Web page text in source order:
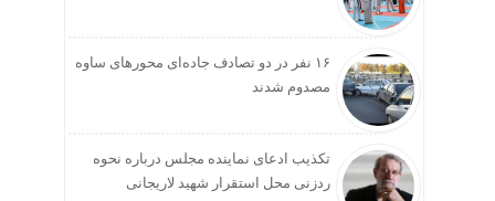
۱۶ نفر در دو تصادف جاده‌ای محورهای ساوه
مصدوم شدند
تکذیب ادعای نماینده مجلس درباره نحوه
ردزنی محل استقرار شهید لاریجانی